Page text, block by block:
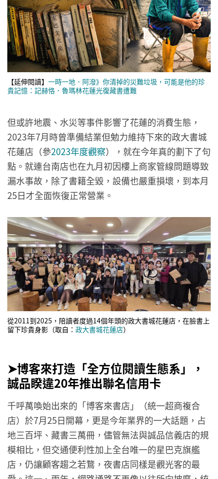
【延伸閱讀】 一時一地．阿潑》你清掉的災難垃圾，可能是他的珍
貴記憶：記赫恪．魯瑪林花蓮光復藏書遭難
但或許地震、水災等事件影響了花蓮的消費生態，
2023年7月時曾準備結業但勉力維持下來的政大書城
花蓮店（參2023年度觀察），就在今年真的劃下了句
點。就連台南店也在九月初因樓上商家管線問題導致
漏水事故，除了書籍全毀，設備也嚴重損壞，到本月
25日才全面恢復正常營業。
從2011到2025，陪讀者度過14個年頭的政大書城花蓮店，在臉書上
留下珍貴身影（取自： 政大書城花蓮店）
➤博客來打造「全方位閱讀生態系」，
誠品睽違20年推出聯名信用卡
千呼萬喚始出來的「博客來書店」（統一超商複合
店）於7月25日開幕，更是今年業界的一大話題，占
地三百坪、藏書三萬冊，儘管無法與誠品信義店的規
模相比，但交通便利性加上全台唯一的星巴克旗艦
店，仍讓顧客趨之若鶩，夜書店同樣是觀光客的最